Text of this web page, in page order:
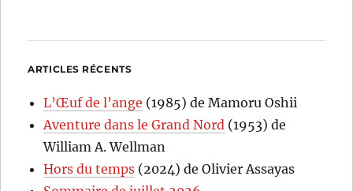
ARTICLES RÉCENTS
L’Œuf de l’ange (1985) de Mamoru Oshii
Aventure dans le Grand Nord (1953) de
William A. Wellman
Hors du temps (2024) de Olivier Assayas